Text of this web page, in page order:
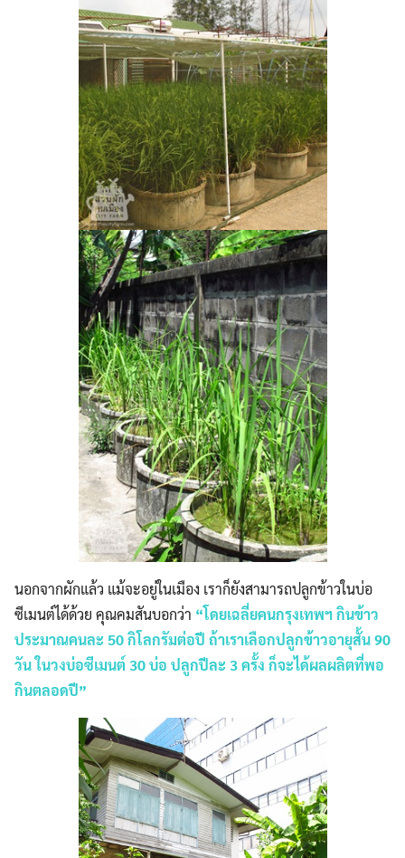
นอกจากผักแล้ว แม้จะอยู่ในเมือง เราก็ยังสามารถปลูกข้าวในบ่อ
ซีเมนต์ได้ด้วย คุณคมสันบอกว่า “โดยเฉลี่ยคนกรุงเทพฯ กินข้าว
ประมาณคนละ 50 กิโลกรัมต่อปี ถ้าเราเลือกปลูกข้าวอายุสั้น 90
วัน ในวงบ่อซีเมนต์ 30 บ่อ ปลูกปีละ 3 ครั้ง ก็จะได้ผลผลิตที่พอ
กินตลอดปี”